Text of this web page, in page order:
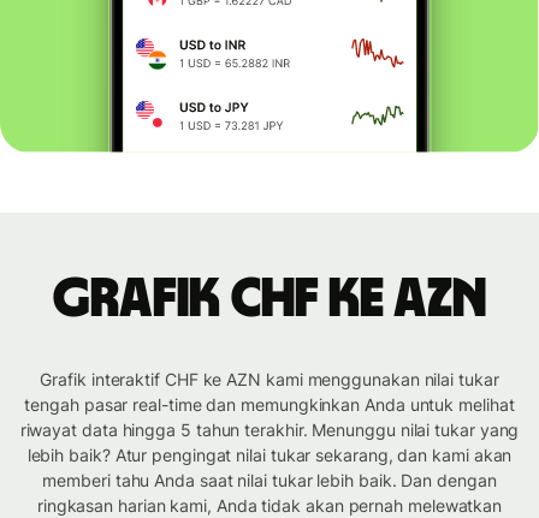
Grafik CHF ke AZN
Grafik interaktif CHF ke AZN kami menggunakan nilai tukar
tengah pasar real-time dan memungkinkan Anda untuk melihat
riwayat data hingga 5 tahun terakhir. Menunggu nilai tukar yang
lebih baik? Atur pengingat nilai tukar sekarang, dan kami akan
memberi tahu Anda saat nilai tukar lebih baik. Dan dengan
ringkasan harian kami, Anda tidak akan pernah melewatkan